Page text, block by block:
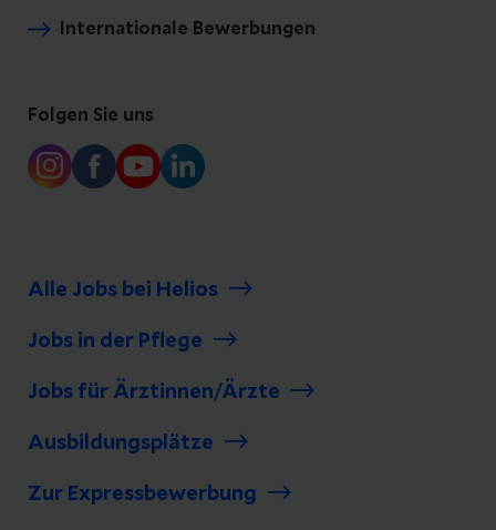
Internationale Bewerbungen
Folgen Sie uns
Alle Jobs bei Helios
Jobs in der Pflege
Jobs für Ärztinnen/Ärzte
Ausbildungsplätze
Zur Expressbewerbung